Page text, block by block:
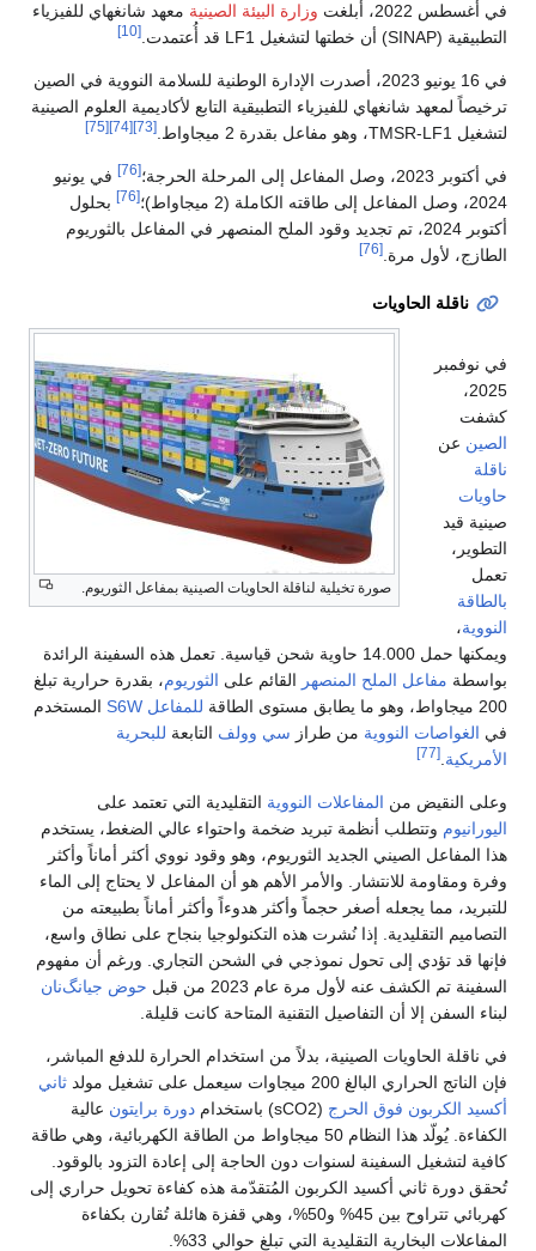
في أغسطس 2022، أبلغت وزارة البيئة الصينية معهد شانغهاي للفيزياء
التطبيقية (SINAP) أن خطتها لتشغيل LF1 قد أُعتمدت.
[10]
في 16 يونيو 2023، أصدرت الإدارة الوطنية للسلامة النووية في الصين
ترخيصاً لمعهد شانغهاي للفيزياء التطبيقية التابع لأكاديمية العلوم الصينية
لتشغيل TMSR-LF1، وهو مفاعل بقدرة 2 ميجاواط.
[73]
[74]
[75]
في أكتوبر 2023، وصل المفاعل إلى المرحلة الحرجة؛ [76]
في يونيو
2024، وصل المفاعل إلى طاقته الكاملة (2 ميجاواط)؛
[76]
بحلول
أكتوبر 2024، تم تجديد وقود الملح المنصهر في المفاعل بالثوريوم
الطازج، لأول مرة.[76]
ناقلة الحاويات
صورة تخيلية لناقلة الحاويات الصينية بمفاعل الثوريوم.
في نوفمبر
2025،
كشفت
الصين عن
ناقلة
حاويات
صينية قيد
التطوير،
تعمل
بالطاقة
النووية،
ويمكنها حمل 14.000 حاوية شحن قياسية. تعمل هذه السفينة الرائدة
بواسطة مفاعل الملح المنصهر القائم على الثوريوم، بقدرة حرارية تبلغ
200 ميجاواط، وهو ما يطابق مستوى الطاقة
للمفاعل S6W
المستخدم
في الغواصات النووية من طراز سي وولف التابعة للبحرية
الأمريكية [77]
وعلى النقيض من المفاعلات النووية التقليدية التي تعتمد على
اليورانيوم وتتطلب أنظمة تبريد ضخمة واحتواء عالي الضغط، يستخدم
هذا المفاعل الصيني الجديد الثوريوم، وهو وقود نووي أكثر أماناً وأكثر
وفرة ومقاومة للانتشار. والأمر الأهم هو أن المفاعل لا يحتاج إلى الماء
للتبريد، مما يجعله أصغر حجماً وأكثر هدوءاً وأكثر أماناً بطبيعته من
التصاميم التقليدية. إذا نُشرت هذه التكنولوجيا بنجاح على نطاق واسع،
فإنها قد تؤدي إلى تحول نموذجي في الشحن التجاري. ورغم أن مفهوم
السفينة تم الكشف عنه لأول مرة عام 2023 من قبل
حوض جيانگ‌نان
لبناء السفن إلا أن التفاصيل التقنية المتاحة كانت قليلة.
في ناقلة الحاويات الصينية، بدلاً من استخدام الحرارة للدفع المباشر،
فإن الناتج الحراري البالغ 200 ميجاوات سيعمل على تشغيل مولد
ثاني
أكسيد الكربون فوق الحرج (sCO2) باستخدام دورة برايتون عالية
الكفاءة. يُولّد هذا النظام 50 ميجاواط من الطاقة الكهربائية، وهي طاقة
كافية لتشغيل السفينة لسنوات دون الحاجة إلى إعادة التزود بالوقود.
تُحقق دورة ثاني أكسيد الكربون المُتقدّمة هذه كفاءة تحويل حراري إلى
كهربائي تتراوح بين 45% و50%، وهي قفزة هائلة تُقارن بكفاءة
المفاعلات البخارية التقليدية التي تبلغ حوالي 33%.